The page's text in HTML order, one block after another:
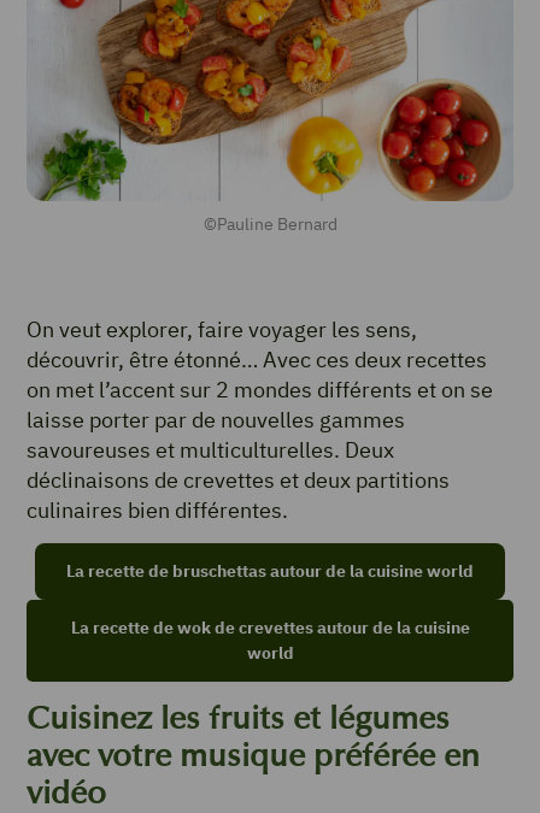
©Pauline Bernard
On veut explorer, faire voyager les sens,
découvrir, être étonné… Avec ces deux recettes
on met l’accent sur 2 mondes différents et on se
laisse porter par de nouvelles gammes
savoureuses et multiculturelles. Deux
déclinaisons de crevettes et deux partitions
culinaires bien différentes.
La recette de bruschettas autour de la cuisine world
La recette de wok de crevettes autour de la cuisine
world
Cuisinez les fruits et légumes
avec votre musique préférée en
vidéo